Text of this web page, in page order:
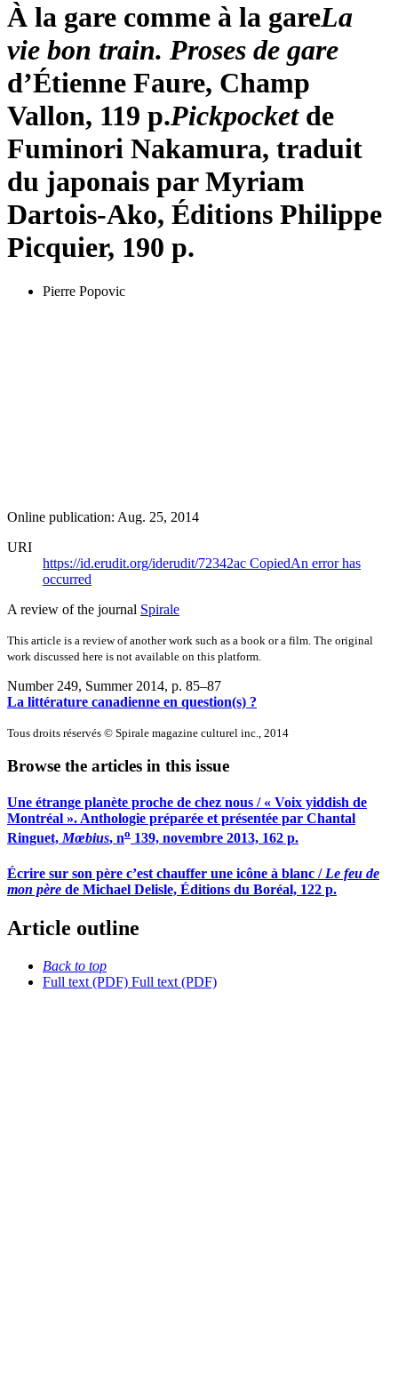
À la gare comme à la gareLa
vie bon train. Proses de gare
d’Étienne Faure, Champ
Vallon, 119 p.Pickpocketde
Fuminori Nakamura, traduit
du japonais par Myriam
Dartois-Ako, Éditions Philippe
Picquier, 190 p.
Pierre Popovic
Online publication: Aug. 25, 2014
URI
https://id.erudit.org/iderudit/72342ac CopiedAn error has
occurred
A review of the journal Spirale
This article is a review of another work such as a book or a film. The original
work discussed here is not available on this platform.
Number 249, Summer 2014, p. 85–87
La littérature canadienne en question(s) ?
Tous droits réservés © Spirale magazine culturel inc., 2014
Browse the articles in this issue
Une étrange planète proche de chez nous / « Voix yiddish de
Montréal ». Anthologie préparée et présentée par Chantal
Ringuet,Mœbius, no 139, novembre 2013, 162 p.
Écrire sur son père c’est chauffer une icône à blanc / Le feu de
mon père de Michael Delisle, Éditions du Boréal, 122 p.
Article outline
Back to top
Full text (PDF) Full text (PDF)